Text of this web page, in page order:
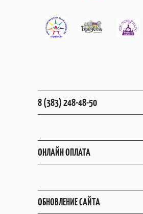
8 (383) 248-48-50
ОНЛАЙН ОПЛАТА
ОБНОВЛЕНИЕ САЙТА